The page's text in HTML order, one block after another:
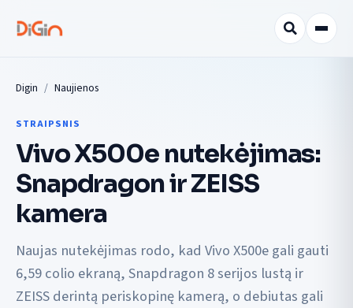
Digin Naujienos
STRAIPSNIS
Vivo X500e nutekėjimas:
Snapdragon ir ZEISS
kamera
Naujas nutekėjimas rodo, kad Vivo X500e gali gauti
6,59 colio ekraną, Snapdragon 8 serijos lustą ir
ZEISS derintą periskopinę kamerą, o debiutas gali